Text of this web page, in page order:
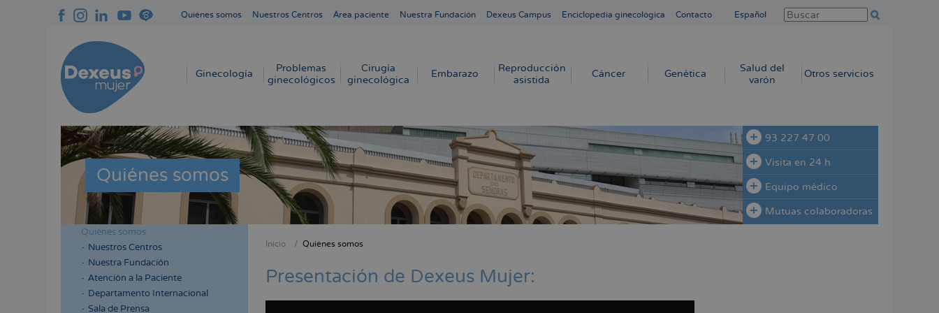
Quiénes somos Nuestros Centros Área paciente Nuestra Fundación Dexeus Campus Enciclopedia ginecológica Contacto Español
Navegación
Ginecología
Problemas
ginecológicos
Cirugía
ginecológica
Embarazo
Reproducción
asistida
Cáncer Genética
Salud del
varón
Otros servicios
Quiénes somos
93 227 47 00
Visita en 24 h
Equipo médico
Mutuas colaboradoras
Menú
lateral
cabecera
Quiénes somos
Nuestros Centros
Nuestra Fundación
Atención a la Paciente
Departamento Internacional
Sala de Prensa
enlaces
Inicio Quiénes somos
Presentación de Dexeus Mujer: